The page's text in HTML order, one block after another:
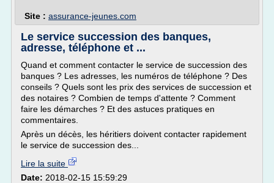
Site : assurance-jeunes.com
Le service succession des banques,
adresse, téléphone et ...
Quand et comment contacter le service de succession des
banques ? Les adresses, les numéros de téléphone ? Des
conseils ? Quels sont les prix des services de succession et
des notaires ? Combien de temps d'attente ? Comment
faire les démarches ? Et des astuces pratiques en
commentaires.
Après un décès, les héritiers doivent contacter rapidement
le service de succession des...
Lire la suite
Date: 2018-02-15 15:59:29